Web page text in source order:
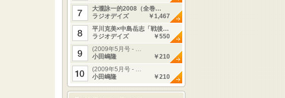
大瀧詠一的2008（全巻…
ラジオデイズ
￥1,467
平川克美×中島岳志「戦後…
ラジオデイズ
￥550
(2009年5月号 - …
小田嶋隆
￥210
(2009年5月号 - …
小田嶋隆
￥210